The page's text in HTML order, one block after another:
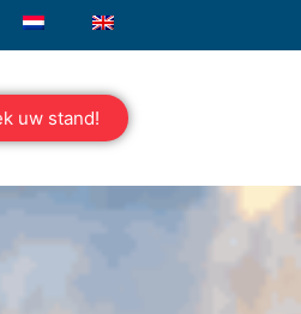
uw stand!